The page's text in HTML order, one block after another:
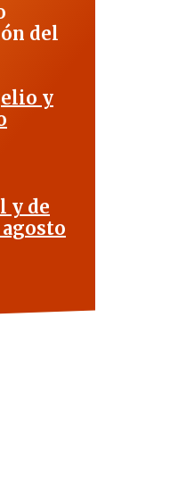
del
y
y de